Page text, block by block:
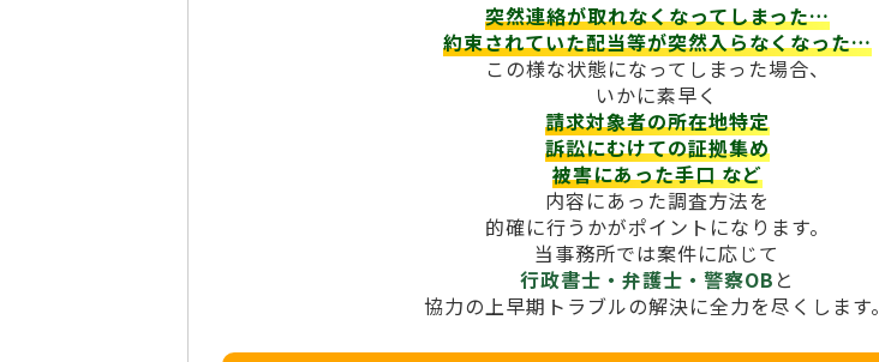
突然連絡が取れなくなってしまった…
約束されていた配当等が突然入らなくなった…
この様な状態になってしまった場合、
いかに素早く
請求対象者の所在地特定
訴訟にむけての証拠集め
被害にあった手口など
内容にあった調査方法を
的確に行うかがポイントになります。
当事務所では案件に応じて
行政書士・弁護士・警察OB と
協力の上早期トラブルの解決に全力を尽くします。